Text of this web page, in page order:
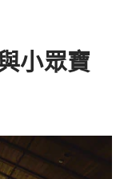
小眾寶